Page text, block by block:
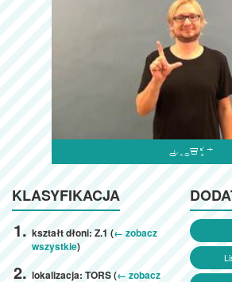

KLASYFIKACJA
kształt dłoni: Z.1 (← zobacz
wszystkie)
lokalizacja: TORS (← zobacz